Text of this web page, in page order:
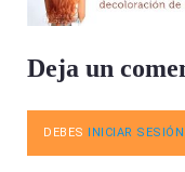
Deja un
DEBES INICIAR SESIÓN